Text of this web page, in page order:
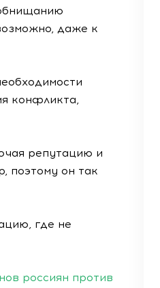
даже к
конфликта,
репутацию и
поэтому он так
где не
россиян против